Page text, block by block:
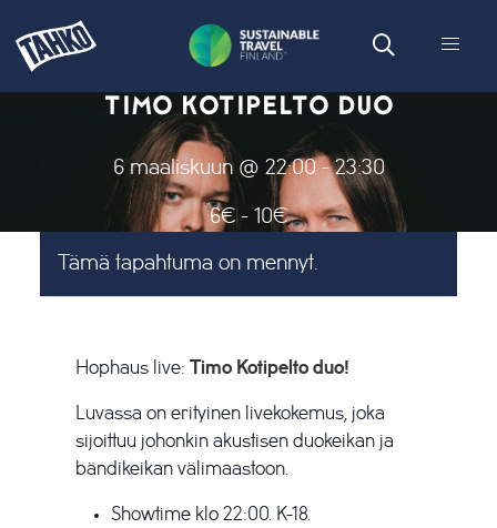
TIMO KOTIPELTO DUO
6 maaliskuun @ 22:00-23:30
6€ - 10€
Tämä tapahtuma on mennyt.
Hophaus live: Timo Kotipelto duo!
Luvassa on erityinen livekokemus, joka
sijoittuu johonkin akustisen duokeikan ja
bändikeikan välimaastoon.
Showtime klo 22:00. K-18.